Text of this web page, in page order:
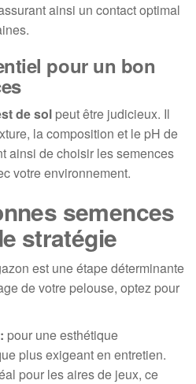
ainsi un contact optimal
pour un bon
de sol peut être judicieux. Il
la composition et le pH de
ainsi de choisir les semences
votre environnement.
semences
stratégie
est une étape déterminante
de votre pelouse, optez pour
pour une esthétique
plus exigeant en entretien.
pour les aires de jeux, ce